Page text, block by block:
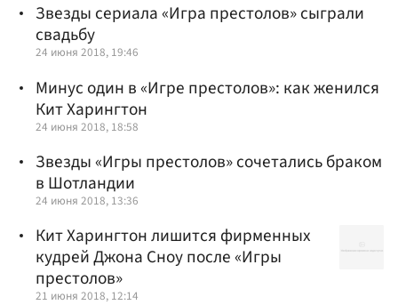
Звезды сериала «Игра престолов» сыграли
свадьбу
24 июня 2018, 19:46
Минус один в «Игре престолов»: как женился
Кит Харингтон
24 июня 2018, 18:58
Звезды «Игры престолов» сочетались браком
в Шотландии
24 июня 2018, 13:36
Кит Харингтон лишится фирменных
кудрей Джона Сноу после «Игры
престолов»
21 июня 2018, 12:14